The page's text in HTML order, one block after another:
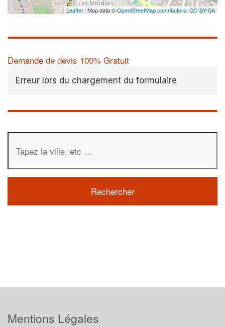
Leaflet| Map data ©OpenStreetMap contributors,CC-BY-SA
Demande de devis 100% Gratuit
Erreur lors du chargement du formulaire
Mentions Légales